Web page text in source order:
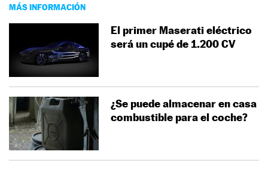
MÁS INFORMACIÓN
El primer Maserati eléctrico
será un cupé de 1.200 CV
¿Se puede almacenar en casa
combustible para el coche?